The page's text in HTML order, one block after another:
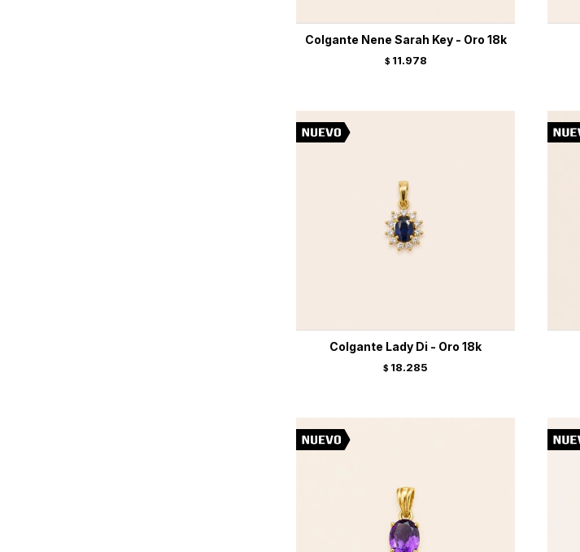
Colgante Nene Sarah Key - Oro 18k
$ 11.978
Colgante Lady Di - Oro 18k
$ 18.285